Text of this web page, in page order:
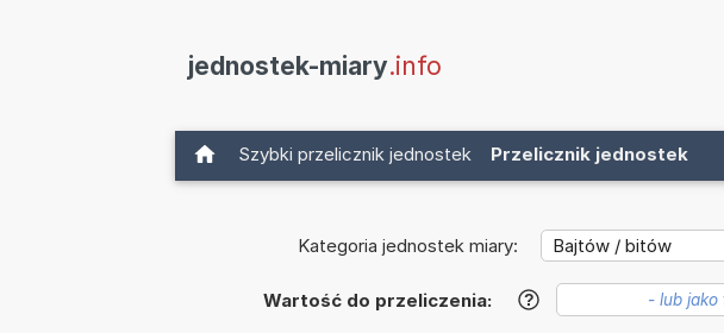
jednostek-miary.info
Szybki przelicznik jednostek Przelicznik jednostek
Kategoria jednostek miary:
Wartość do przeliczenia: ?